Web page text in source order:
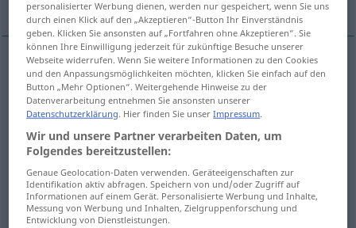
Beispiele
jemandemetwasschuldena. FIG
toowesbsth
er schuldet mir noch 20
Euro
hestillowes me 20 euros
personalisierter Werbung dienen, werden nur gespeichert, wenn Sie uns
durch einen Klick auf den „Akzeptieren“-Button Ihr Einverständnis
geben. Klicken Sie ansonsten auf „Fortfahren ohne Akzeptieren“. Sie
können Ihre Einwilligung jederzeit für zukünftige Besuche unserer
Webseite widerrufen. Wenn Sie weitere Informationen zu den Cookies
und den Anpassungsmöglichkeiten möchten, klicken Sie einfach auf den
Button „Mehr Optionen“. Weitergehende Hinweise zu der
Datenverarbeitung entnehmen Sie ansonsten unserer
Datenschutzerklärung. Hier finden Sie unserImpressum.
Wir und unsere Partner verarbeiten Daten, um
Folgendes bereitzustellen:
Genaue Geolocation-Daten verwenden. Geräteeigenschaften zur
Identifikation aktiv abfragen. Speichern von und/oder Zugriff auf
Informationen auf einem Gerät. Personalisierte Werbung und Inhalte,
Messung von Werbung und Inhalten, Zielgruppenforschung und
Entwicklung von Dienstleistungen.